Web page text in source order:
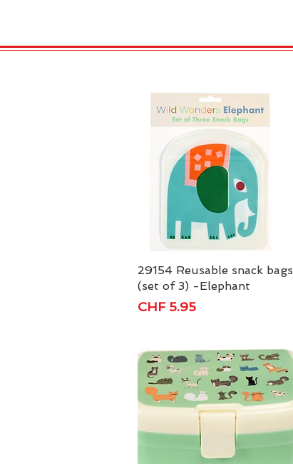
Schnellansicht
29154 Reusable snack bags
(set of 3) -Elephant
Preis
CHF 5.95